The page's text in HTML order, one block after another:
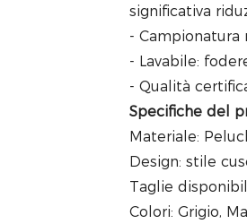
significativa
- Campionatura
- Lavabile:
- Qualità
Specifiche del
Materiale:
Design: stile
Taglie
Colori: Grigio,